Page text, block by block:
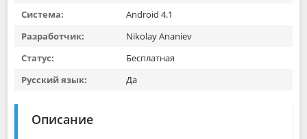
Система:
Android 4.1
Разработчик:
Nikolay Ananiev
Статус:
Бесплатная
Русский язык:
Да
Описание